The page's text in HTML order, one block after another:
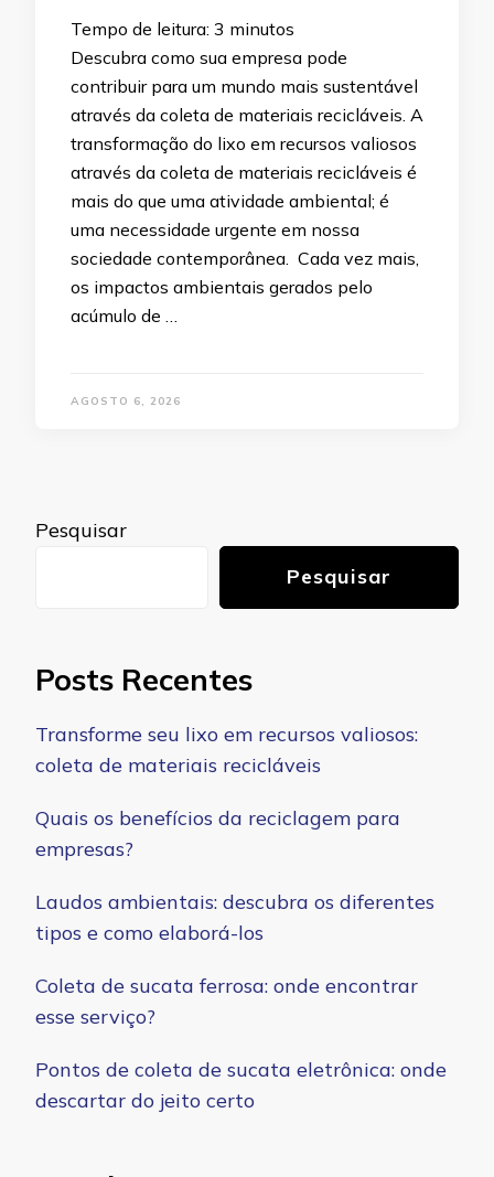
Tempo de leitura: 3 minutos
Descubra como sua empresa pode
contribuir para um mundo mais sustentável
através da coleta de materiais recicláveis. A
transformação do lixo em recursos valiosos
através da coleta de materiais recicláveis é
mais do que uma atividade ambiental; é
uma necessidade urgente em nossa
sociedade contemporânea. Cada vez mais,
os impactos ambientais gerados pelo
acúmulo de …
AGOSTO 6, 2026
Pesquisar
Pesquisar
Posts Recentes
Transforme seu lixo em recursos valiosos:
coleta de materiais recicláveis
Quais os benefícios da reciclagem para
empresas?
Laudos ambientais: descubra os diferentes
tipos e como elaborá-los
Coleta de sucata ferrosa: onde encontrar
esse serviço?
Pontos de coleta de sucata eletrônica: onde
descartar do jeito certo